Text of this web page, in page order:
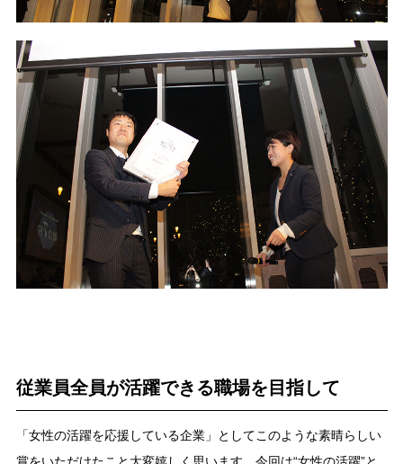
従業員全員が活躍できる職場を目指して
「女性の活躍を応援している企業」としてこのような素晴らしい
賞をいただけたこと大変嬉しく思います。今回は“女性の活躍”と